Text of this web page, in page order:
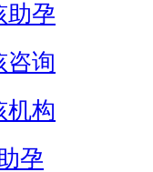
助孕
咨询
机构
孕